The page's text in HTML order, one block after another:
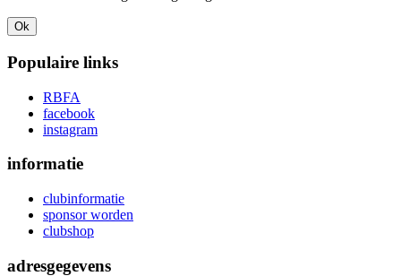
Ok
Populaire links
RBFA
facebook
instagram
informatie
clubinformatie
sponsor worden
clubshop
adresgegevens